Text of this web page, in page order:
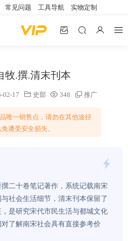
常见问题 工具导航 实物定制
牧.撰.清末刊本
02-17 史部 348 推广
唯一销售点，请勿在其他途径
遭受安全损失。
撰二十卷笔记著作，系统记载南宋
社会生活细节，清末刊本保留了
是研究宋代市民生活与都城文化
了解南宋社会具有直接参考价